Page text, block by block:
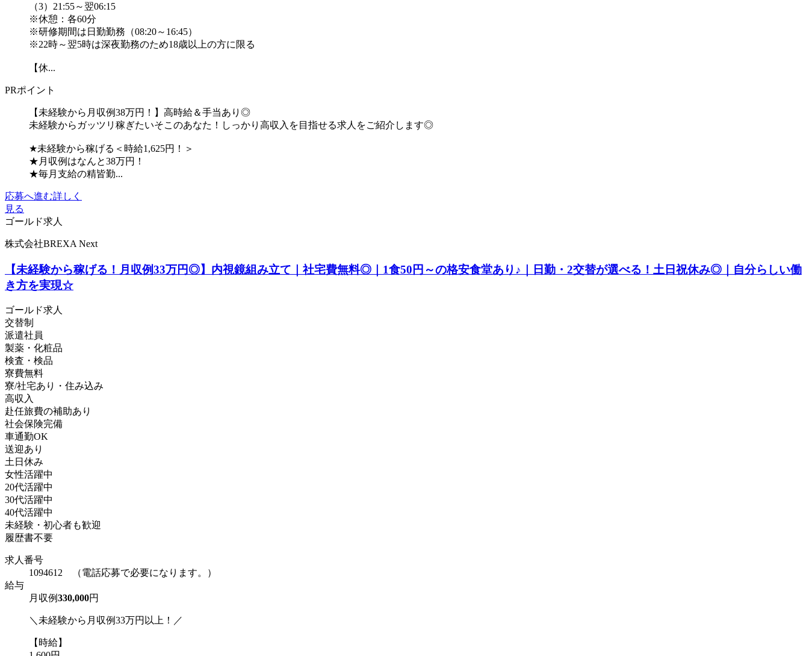
（3）21:55～翌06:15
※休憩：各60分
※研修期間は日勤勤務（08:20～16:45）
※22時～翌5時は深夜勤務のため18歳以上の方に限る
【休...
PRポイント
【未経験から月収例38万円！】高時給＆手当あり◎
未経験からガッツリ稼ぎたいそこのあなた！しっかり高収入を目指せる求人をご紹介します◎
★未経験から稼げる＜時給1,625円！＞
★月収例はなんと38万円！
★毎月支給の精皆勤...
応募へ進む詳しく
見る
ゴールド求人
株式会社BREXA Next
【未経験から稼げる！月収例33万円◎】内視鏡組み立て｜社宅費無料◎｜1食50円～の格安食堂あり♪｜日勤・2交替が選べる！土日祝休み◎｜自分らしい働
き方を実現☆
ゴールド求人
交替制
派遣社員
製薬・化粧品
検査・検品
寮費無料
寮/社宅あり・住み込み
高収入
赴任旅費の補助あり
社会保険完備
車通勤OK
送迎あり
土日休み
女性活躍中
20代活躍中
30代活躍中
40代活躍中
未経験・初心者も歓迎
履歴書不要
求人番号
1094612 （電話応募で必要になります。）
給与
月収例330,000円
＼未経験から月収例33万円以上！／
【時給】